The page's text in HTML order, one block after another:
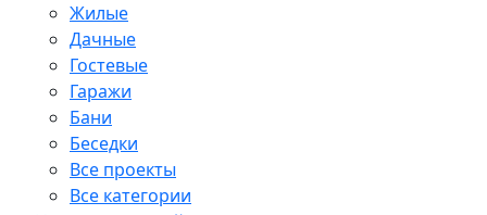
Жилые
Дачные
Гостевые
Гаражи
Бани
Беседки
Все проекты
Все категории